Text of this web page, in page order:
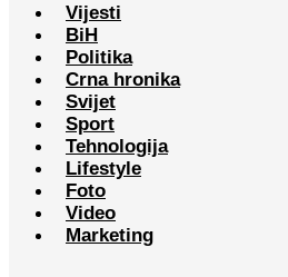
Vijesti
BiH
Politika
Crna hronika
Svijet
Sport
Tehnologija
Lifestyle
Foto
Video
Marketing